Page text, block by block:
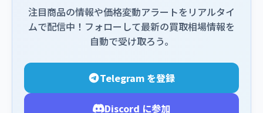
注目商品の情報や価格変動アラートをリアルタイ
ムで配信中！フォローして最新の買取相場情報を
自動で受け取ろう。
Telegram を登録
Discord に参加